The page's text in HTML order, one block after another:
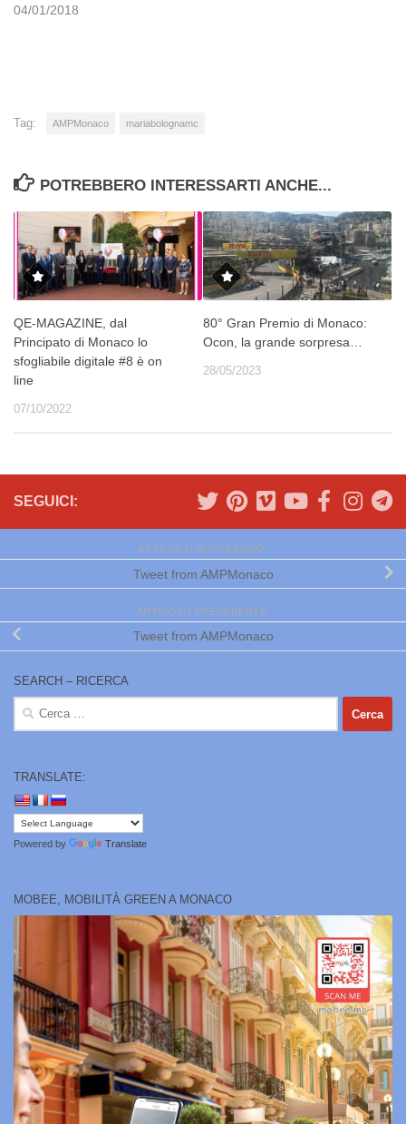
04/01/2018
Tag: AMPMonaco mariabolognamc
POTREBBERO INTERESSARTI ANCHE...
QE-MAGAZINE, dal
Principato di Monaco lo
sfogliabile digitale #8 è on
line
07/10/2022
80° Gran Premio di Monaco:
Ocon, la grande sorpresa…
28/05/2023
SEGUICI:
ARTICOLO SUCCESSIVO
Tweet from AMPMonaco
ARTICOLO PRECEDENTE
Tweet from AMPMonaco
SEARCH – RICERCA
Ricerca
per:
TRANSLATE:
Powered by Translate
MOBEE, MOBILITÀ GREEN A MONACO